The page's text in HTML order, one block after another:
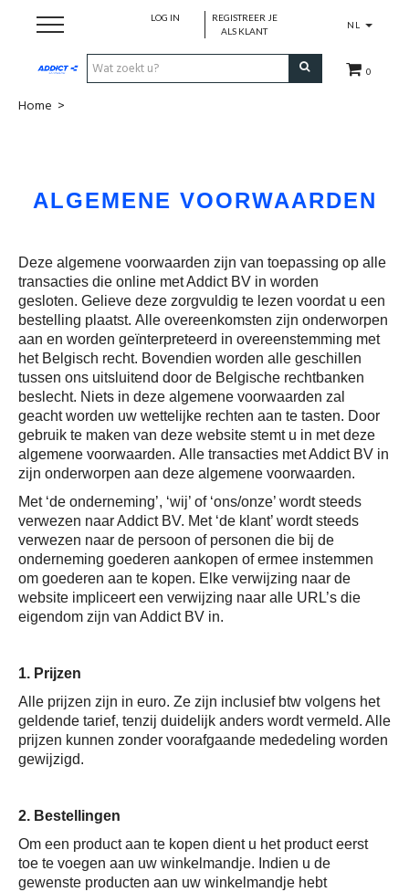
NL
0
LOG IN
REGISTREER JE
ALS KLANT
Cadeaubon
Run
Swim
Cycle
Triathlon
Yoga Fit
Nutrition
Accessoires
Laatste stuks
Addict
Home >
ALGEMENE VOORWAARDEN
Deze algemene voorwaarden zijn van toepassing op alle
transacties die online met Addict BV in worden
gesloten. Gelieve deze zorgvuldig te lezen voordat u een
bestelling plaatst. Alle overeenkomsten zijn onderworpen
aan en worden geïnterpreteerd in overeenstemming met
het Belgisch recht. Bovendien worden alle geschillen
tussen ons uitsluitend door de Belgische rechtbanken
beslecht. Niets in deze algemene voorwaarden zal
geacht worden uw wettelijke rechten aan te tasten. Door
gebruik te maken van deze website stemt u in met deze
algemene voorwaarden. Alle transacties met Addict BV in
zijn onderworpen aan deze algemene voorwaarden.
Met ‘de onderneming’, ‘wij’ of ‘ons/onze’ wordt steeds
verwezen naar Addict BV. Met ‘de klant’ wordt steeds
verwezen naar de persoon of personen die bij de
onderneming goederen aankopen of ermee instemmen
om goederen aan te kopen. Elke verwijzing naar de
website impliceert een verwijzing naar alle URL’s die
eigendom zijn van Addict BV in.
1. Prijzen
Alle prijzen zijn in euro. Ze zijn inclusief btw volgens het
geldende tarief, tenzij duidelijk anders wordt vermeld. Alle
prijzen kunnen zonder voorafgaande mededeling worden
gewijzigd.
2. Bestellingen
Om een product aan te kopen dient u het product eerst
toe te voegen aan uw winkelmandje. Indien u de
gewenste producten aan uw winkelmandje hebt